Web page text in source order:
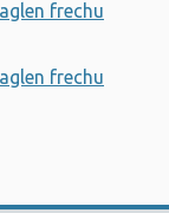
frechu
frechu